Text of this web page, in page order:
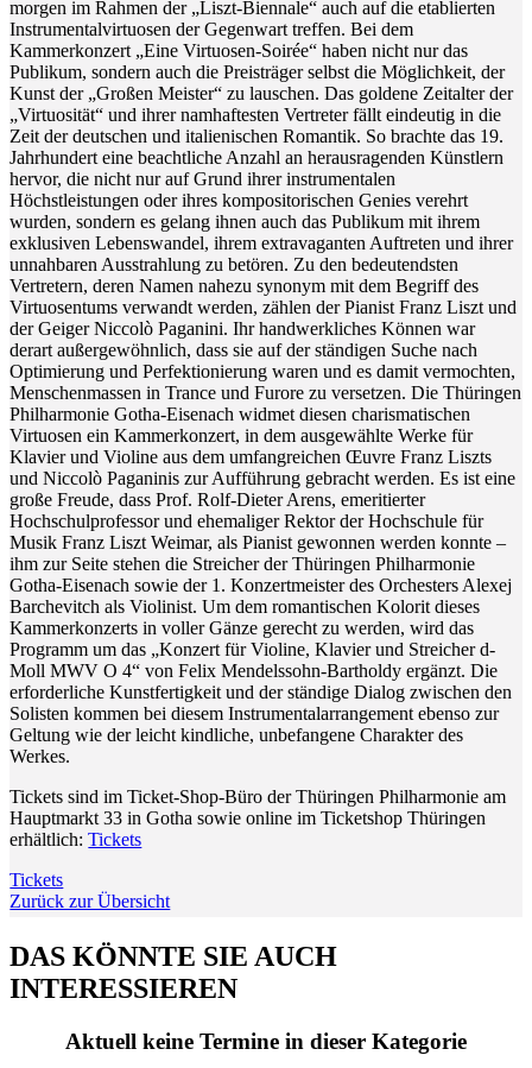
morgen im Rahmen der „Liszt-Biennale“ auch auf die etablierten
Instrumentalvirtuosen der Gegenwart treffen. Bei dem
Kammerkonzert „Eine Virtuosen-Soirée“ haben nicht nur das
Publikum, sondern auch die Preisträger selbst die Möglichkeit, der
Kunst der „Großen Meister“ zu lauschen. Das goldene Zeitalter der
„Virtuosität“ und ihrer namhaftesten Vertreter fällt eindeutig in die
Zeit der deutschen und italienischen Romantik. So brachte das 19.
Jahrhundert eine beachtliche Anzahl an herausragenden Künstlern
hervor, die nicht nur auf Grund ihrer instrumentalen
Höchstleistungen oder ihres kompositorischen Genies verehrt
wurden, sondern es gelang ihnen auch das Publikum mit ihrem
exklusiven Lebenswandel, ihrem extravaganten Auftreten und ihrer
unnahbaren Ausstrahlung zu betören. Zu den bedeutendsten
Vertretern, deren Namen nahezu synonym mit dem Begriff des
Virtuosentums verwandt werden, zählen der Pianist Franz Liszt und
der Geiger Niccolò Paganini. Ihr handwerkliches Können war
derart außergewöhnlich, dass sie auf der ständigen Suche nach
Optimierung und Perfektionierung waren und es damit vermochten,
Menschenmassen in Trance und Furore zu versetzen. Die Thüringen
Philharmonie Gotha-Eisenach widmet diesen charismatischen
Virtuosen ein Kammerkonzert, in dem ausgewählte Werke für
Klavier und Violine aus dem umfangreichen Œuvre Franz Liszts
und Niccolò Paganinis zur Aufführung gebracht werden. Es ist eine
große Freude, dass Prof. Rolf-Dieter Arens, emeritierter
Hochschulprofessor und ehemaliger Rektor der Hochschule für
Musik Franz Liszt Weimar, als Pianist gewonnen werden konnte –
ihm zur Seite stehen die Streicher der Thüringen Philharmonie
Gotha-Eisenach sowie der 1. Konzertmeister des Orchesters Alexej
Barchevitch als Violinist. Um dem romantischen Kolorit dieses
Kammerkonzerts in voller Gänze gerecht zu werden, wird das
Programm um das „Konzert für Violine, Klavier und Streicher d-
Moll MWV O 4“ von Felix Mendelssohn-Bartholdy ergänzt. Die
erforderliche Kunstfertigkeit und der ständige Dialog zwischen den
Solisten kommen bei diesem Instrumentalarrangement ebenso zur
Geltung wie der leicht kindliche, unbefangene Charakter des
Werkes.
Tickets sind im Ticket-Shop-Büro der Thüringen Philharmonie am
Hauptmarkt 33 in Gotha sowie online im Ticketshop Thüringen
erhältlich:Tickets
Tickets
Zurück zur Übersicht
DAS KÖNNTE SIE AUCH
INTERESSIEREN
Aktuell keine Termine in dieser Kategorie